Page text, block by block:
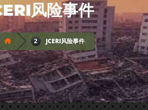
风险事件
JCERI风险事件